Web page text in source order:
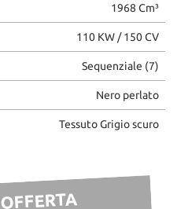
1968 Cm³
110 KW / 150 CV
Sequenziale (7)
Nero perlato
Tessuto Grigio scuro